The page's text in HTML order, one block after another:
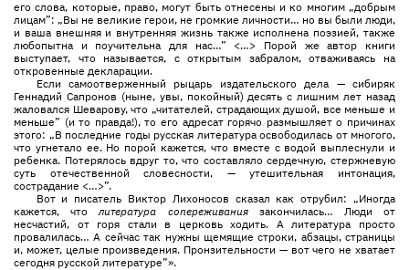
его слова, которые, право, могут быть отнесены и ко многим „добрым
лицам”: „Вы не великие герои, не громкие личности… но вы были люди,
и ваша внешняя и внутренняя жизнь также исполнена поэзией, также
любопытна и поучительна для нас…” <…> Порой же автор книги
выступает, что называется, с открытым забралом, отваживаясь на
откровенные декларации.
Если самоотверженный рыцарь издательского дела — сибиряк
Геннадий Сапронов (ныне, увы, покойный) десять с лишним лет назад
жаловался Шеварову, что „читателей, страдающих душой, все меньше и
меньше” (и то правда!), то его адресат горячо размышляет о причинах
этого: „В последние годы русская литература освободилась от многого,
что угнетало ее. Но порой кажется, что вместе с водой выплеснули и
ребенка. Потерялось вдруг то, что составляло сердечную, стержневую
суть отечественной словесности, — утешительная интонация,
сострадание <…>”.
Вот и писатель Виктор Лихоносов сказал как отрубил: „Иногда
кажется, чтолитература сопереживаниязакончилась… Люди от
несчастий, от горя стали в церковь ходить. А литература просто
провалилась… А сейчас так нужны щемящие строки, абзацы, страницы
и, может, целые произведения. Пронзительности — вот чего не хватает
сегодня русской литературе”».